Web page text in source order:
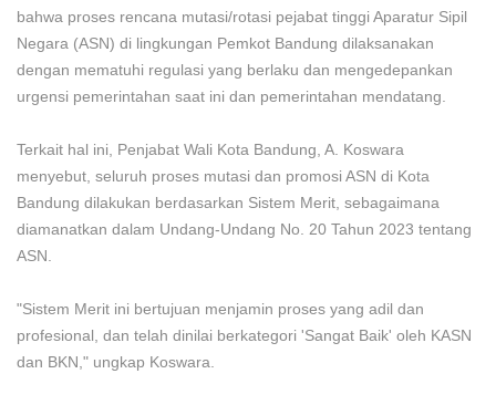
bahwa proses rencana mutasi/rotasi pejabat tinggi Aparatur Sipil
Negara (ASN) di lingkungan Pemkot Bandung dilaksanakan
dengan mematuhi regulasi yang berlaku dan mengedepankan
urgensi pemerintahan saat ini dan pemerintahan mendatang.
Terkait hal ini, Penjabat Wali Kota Bandung, A. Koswara
menyebut, seluruh proses mutasi dan promosi ASN di Kota
Bandung dilakukan berdasarkan Sistem Merit, sebagaimana
diamanatkan dalam Undang-Undang No. 20 Tahun 2023 tentang
ASN.
"Sistem Merit ini bertujuan menjamin proses yang adil dan
profesional, dan telah dinilai berkategori 'Sangat Baik' oleh KASN
dan BKN," ungkap Koswara.